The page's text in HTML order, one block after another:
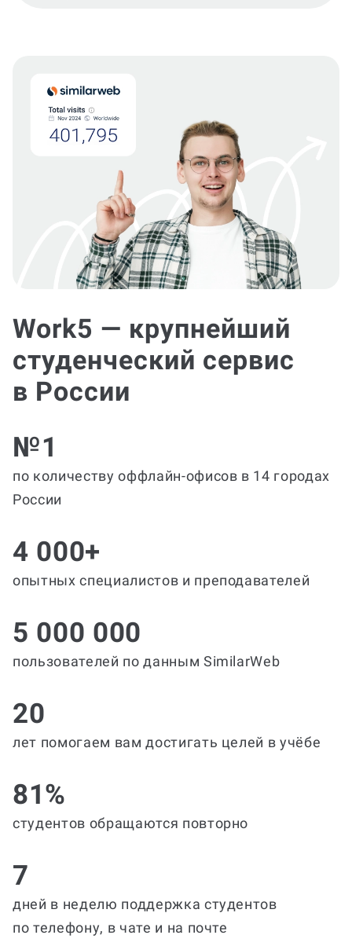
Work5 — крупнейший
студенческий сервис
в России
№1
по количеству оффлайн-офисов в 14 городах
России
4 000+
опытных специалистов и преподавателей
5 000 000
пользователей по данным SimilarWeb
20
лет помогаем вам достигать целей в учёбе
81%
студентов обращаются повторно
7
дней в неделю поддержка студентов
по телефону, в чате и на почте